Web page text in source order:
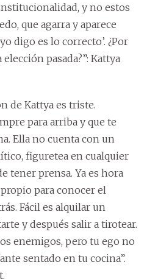
y no estos
que agarra y aparece
digo es lo correcto’. ¿Por
pasada?”: Kattya
de Kattya es triste.
para arriba y que te
Ella no cuenta con un
figuretea en cualquier
tener prensa. Ya es hora
para conocer el
Fácil es alquilar un
y después salir a tirotear.
enemigos, pero tu ego no
sentado en tu cocina”.